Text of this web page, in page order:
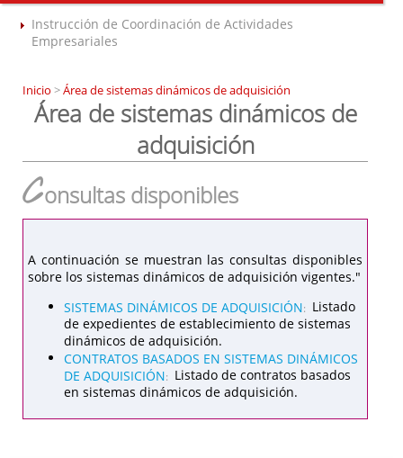
Instrucción de Coordinación de Actividades
Empresariales
Inicio >Área de sistemas dinámicos de adquisición
Área de sistemas dinámicos de
adquisición
Consultas disponibles
A continuación se muestran las consultas disponibles
sobre los sistemas dinámicos de adquisición vigentes."
SISTEMAS DINÁMICOS DE ADQUISICIÓN: Listado
de expedientes de establecimiento de sistemas
dinámicos de adquisición.
CONTRATOS BASADOS EN SISTEMAS DINÁMICOS
DE ADQUISICIÓN: Listado de contratos basados
en sistemas dinámicos de adquisición.